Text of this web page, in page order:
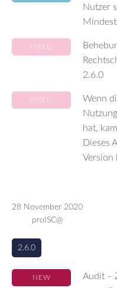
Nutzer
FIXED
2.6.0
FIXED
Wenn
hat,
Dieses
Version
28 November 2020
proISC@
2.6.0
NEW
Audit –